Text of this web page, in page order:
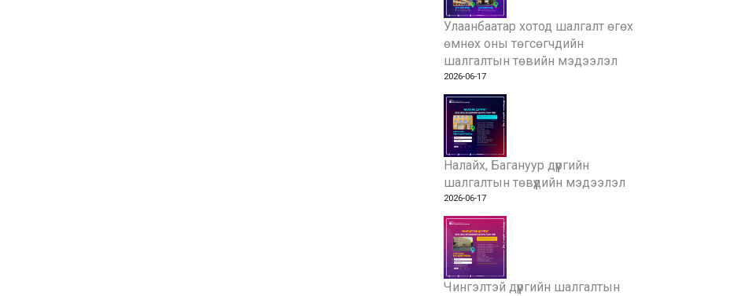
Улаанбаатар хотод шалгалт өгөх
өмнөх оны төгсөгчдийн
шалгалтын төвийн мэдээлэл
2026-06-17
Налайх, Багануур дүүргийн
шалгалтын төвүүдийн мэдээлэл
2026-06-17
Чингэлтэй дүүргийн шалгалтын